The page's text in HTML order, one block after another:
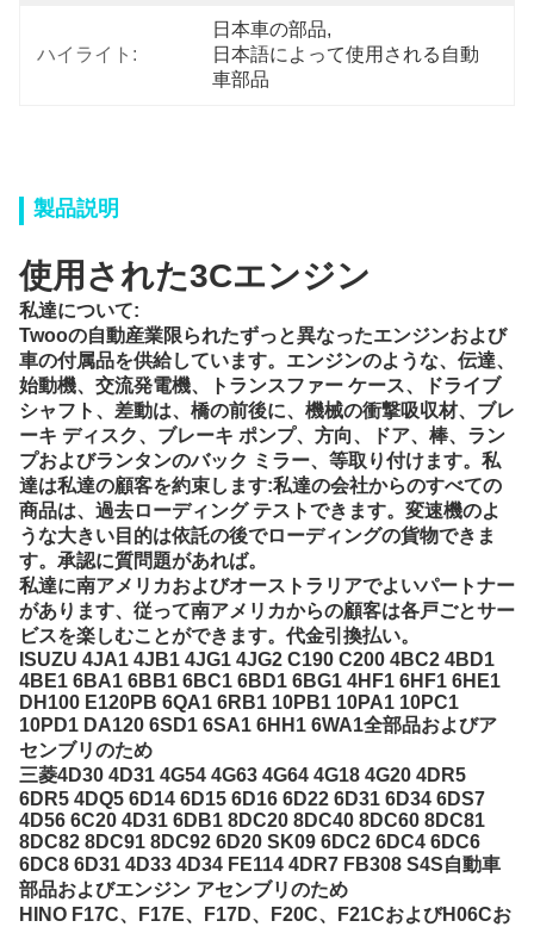
ハイライト:
日本車の部品,
日本語によって使用される自動
車部品
製品説明
使用された3Cエンジン
私達について:
Twooの自動産業限られたずっと異なったエンジンおよび
車の付属品を供給しています。 エンジンのような、伝達、
始動機、交流発電機、トランスファー ケース、ドライブ
シャフト、差動は、橋の前後に、機械の衝撃吸収材、ブレ
ーキ ディスク、ブレーキ ポンプ、方向、ドア、棒、ラン
プおよびランタンのバック ミラー、等取り付けます。私
達は私達の顧客を約束します:私達の会社からのすべての
商品は、過去ローディング テストできます。変速機のよ
うな大きい目的は依託の後でローディングの貨物できま
す。承認に質問題があれば。
私達に南アメリカおよびオーストラリアでよいパートナー
があります、従って南アメリカからの顧客は各戸ごとサー
ビスを楽しむことができます。代金引換払い。
ISUZU 4JA1 4JB1 4JG1 4JG2 C190 C200 4BC2 4BD1
4BE1 6BA1 6BB1 6BC1 6BD1 6BG1 4HF1 6HF1 6HE1
DH100 E120PB 6QA1 6RB1 10PB1 10PA1 10PC1
10PD1 DA120 6SD1 6SA1 6HH1 6WA1全部品およびア
センブリのため
三菱4D30 4D31 4G54 4G63 4G64 4G18 4G20 4DR5
6DR5 4DQ5 6D14 6D15 6D16 6D22 6D31 6D34 6DS7
4D56 6C20 4D31 6DB1 8DC20 8DC40 8DC60 8DC81
8DC82 8DC91 8DC92 6D20 SK09 6DC2 6DC4 6DC6
6DC8 6D31 4D33 4D34 FE114 4DR7 FB308 S4S自動車
部品およびエンジン アセンブリのため
HINO F17C、F17E、F17D、F20C、F21CおよびH06Cお